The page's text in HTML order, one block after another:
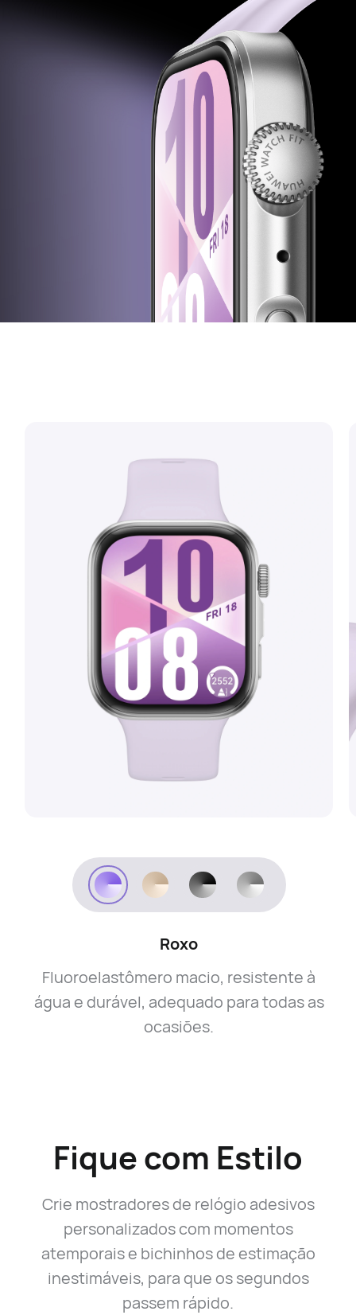
Roxo
Fluoroelastômero macio, resistente à
água e durável, adequado para todas as
ocasiões.
Fique com Estilo
Crie mostradores de relógio adesivos
personalizados com momentos
atemporais e bichinhos de estimação
inestimáveis, para que os segundos
passem rápido.